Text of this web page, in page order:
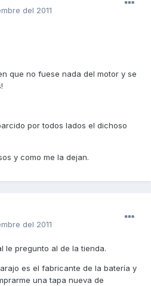
del 2011
que no fuese nada del motor y se
por todos lados el dichoso
y como me la dejan.
del 2011
le pregunto al de la tienda.
es el fabricante de la batería y
una tapa nueva de